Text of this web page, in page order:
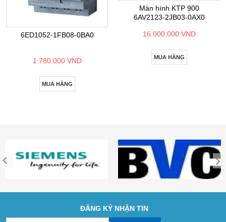
6ED1052-1FB08-0BA0
1.780.000 VND
MUA HÀNG
Màn hình KTP 900
6AV2123-2JB03-0AX0
16.000.000 VND
MUA HÀNG
ĐĂNG KÝ NHẬN TIN